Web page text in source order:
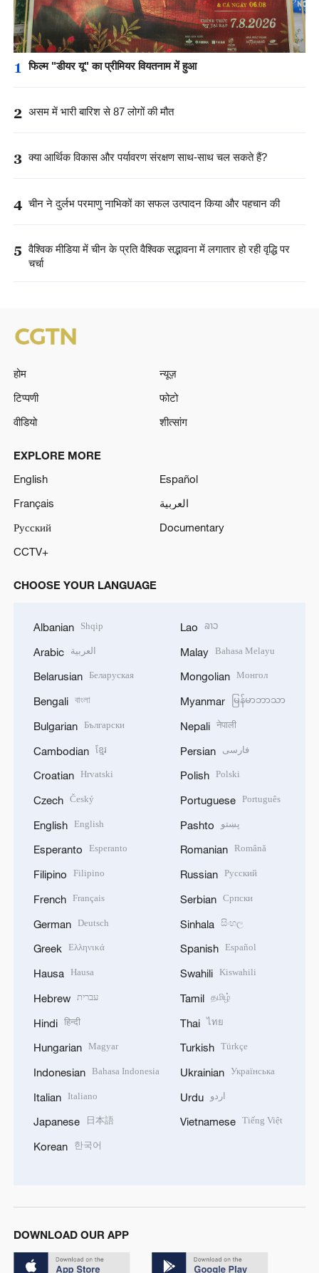
1 फिल्म "डीयर यू" का प्रीमियर वियतनाम में हुआ
2 असम में भारी बारिश से 87 लोगों की मौत
3 क्या आर्थिक विकास और पर्यावरण संरक्षण साथ-साथ चल सकते हैं?
4 चीन ने दुर्लभ परमाणु नाभिकों का सफल उत्पादन किया और पहचान की
5 वैश्विक मीडिया में चीन के प्रति वैश्विक सद्भावना में लगातार हो रही वृद्धि पर
चर्चा
होम
न्यूज़
टिप्पणी
फोटो
वीडियो
शीत्सांग
EXPLORE MORE
English
Español
Français
العربية
Русский
Documentary
CCTV+
CHOOSE YOUR LANGUAGE
Albanian Shqip
Arabic العربية
Belarusian Беларуская
Bengali বাংলা
Bulgarian Български
Cambodian ខ្មែរ
Croatian Hrvatski
Czech Český
English English
Esperanto Esperanto
Filipino Filipino
French Français
German Deutsch
Greek Ελληνικά
Hausa Hausa
Hebrew עברית
Hindi हिन्दी
Hungarian Magyar
Indonesian Bahasa Indonesia
Italian Italiano
Japanese 日本語
Korean 한국어
Lao ລາວ
Malay Bahasa Melayu
Mongolian Монгол
Myanmar မြန်မာဘာသာ
Nepali नेपाली
Persian فارسی
Polish Polski
Portuguese Português
Pashto پښتو
Romanian Română
Russian Русский
Serbian Српски
Sinhala සිංහල
Spanish Español
Swahili Kiswahili
Tamil தமிழ்
Thai ไทย
Turkish Türkçe
Ukrainian Українська
Urdu اردو
Vietnamese Tiếng Việt
DOWNLOAD OUR APP